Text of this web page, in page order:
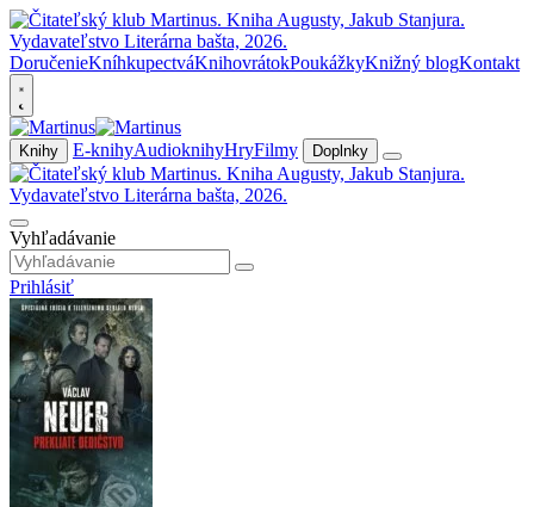
DoručenieKníhkupectváKnihovrátokPoukážkyKnižný blogKontakt
Knihy E-knihyAudioknihyHryFilmy Doplnky
Vyhľadávanie
Prihlásiť